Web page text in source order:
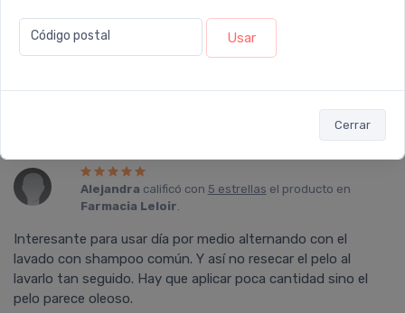
Código postal Usar
Cerrar
Me encanto. Es riquísimo de olor, deja el cabello impecable
sin residuos del producto, sirve como una alternativa para
Alejandra calificó con 5 estrellas el producto en
Farmacia Leloir.
Interesante para usar dí­a por medio alternando con el
lavado con shampoo común. Y así­ no resecar el pelo al
lavarlo tan seguido. Hay que aplicar poca cantidad sino el
pelo parece oleoso.